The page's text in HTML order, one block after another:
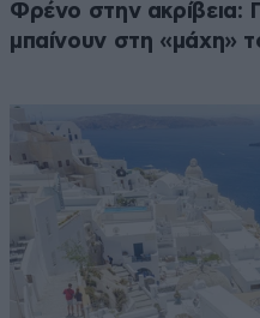
Φρένο στην
μπαίνουν στη «μάχη»